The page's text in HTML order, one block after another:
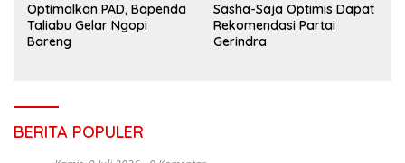
Optimalkan PAD, Bapenda
Taliabu Gelar Ngopi
Bareng
Sasha-Saja Optimis Dapat
Rekomendasi Partai
Gerindra
BERITA POPULER